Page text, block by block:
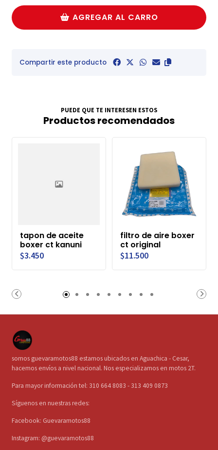
AGREGAR AL CARRO
Compartir este producto
PUEDE QUE TE INTERESEN ESTOS
Productos recomendados
tapon de aceite
boxer ct kanuni
$3.450
filtro de aire boxer
ct original
$11.500
somos guevaramotos88 estamos ubicados en Aguachica - Cesar,
hacemos envíos a nivel nacional. Nos especializamos en motos 2T.
Para mayor información tel: 310 664 8083 - 313 409 0873
Síguenos en nuestras redes:
Facebook: Guevaramotos88
Instagram: @guevaramotos88